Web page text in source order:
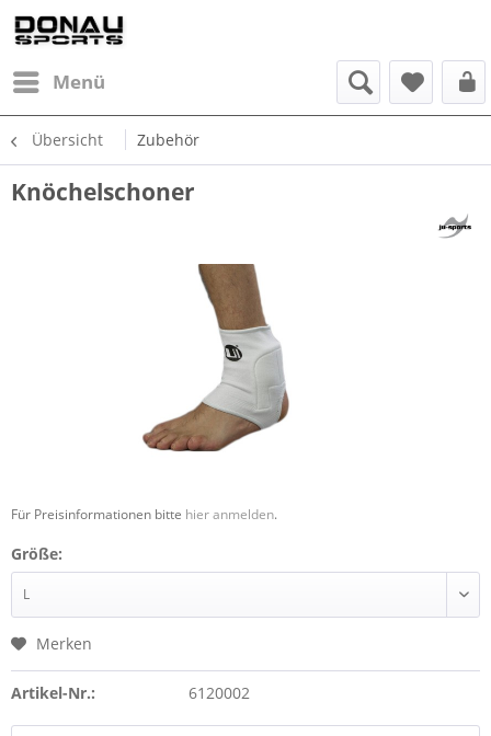
Menü
Übersicht Zubehör
Knöchelschoner
Für Preisinformationen bitte hier anmelden.
Größe:
Merken
Artikel-Nr.: 6120002